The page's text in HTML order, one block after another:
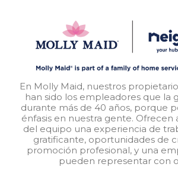
En Molly Maid, nuestros
han sido los empleadores que la
durante más de 40 años, porque
énfasis en nuestra gente. Ofrecen
del equipo una experiencia de
gratificante, oportunidades de
promoción profesional, y una
pueden representar con